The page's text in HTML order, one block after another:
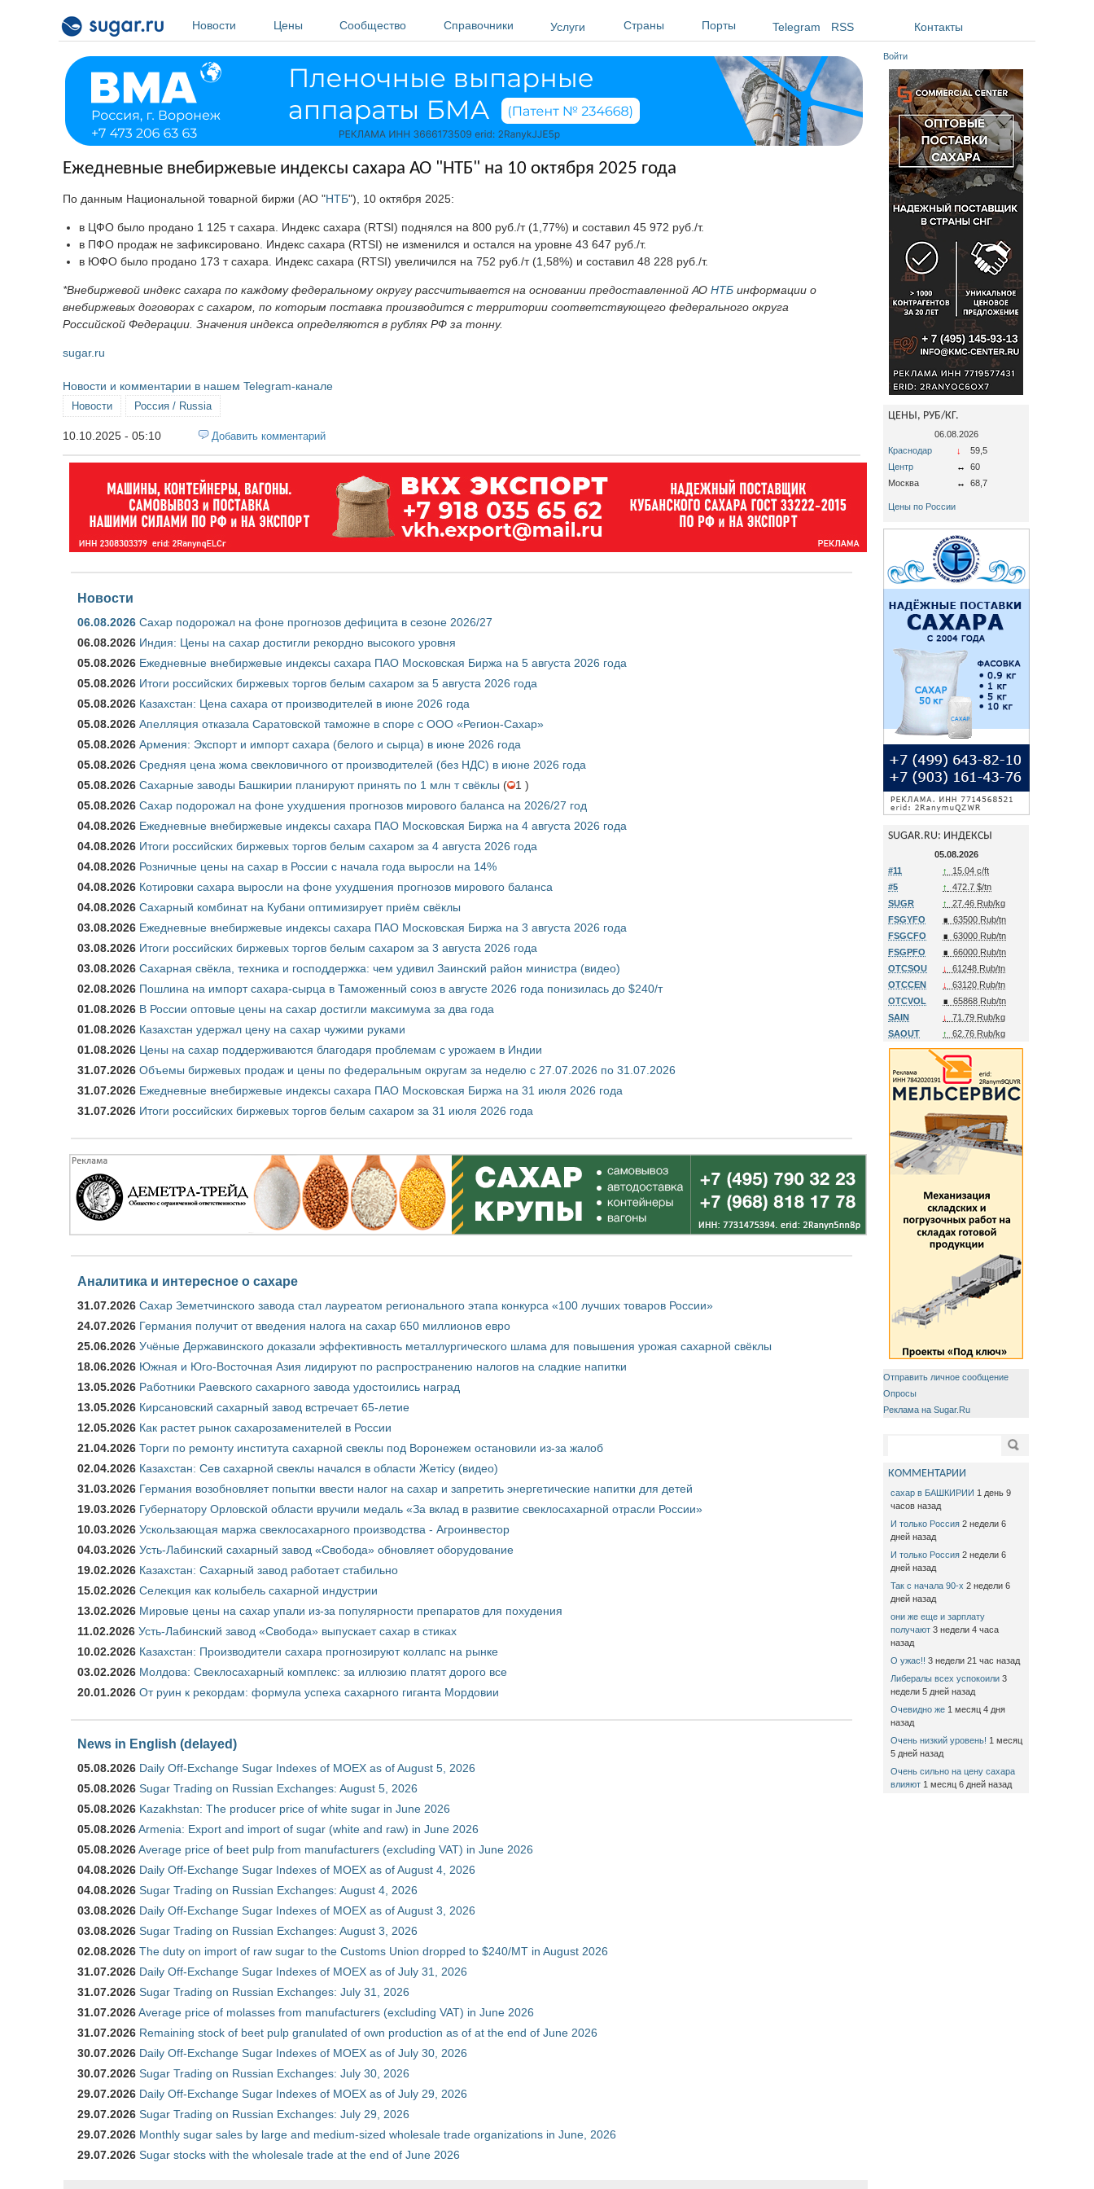
Новости
Цены Сообщество Справочники Услуги Страны Порты Telegram RSS Контакты
Ежедневные внебиржевые индексы сахара АО "НТБ" на 10 октября 2025 года
По данным Национальной товарной биржи (АО "НТБ"), 10 октября 2025:
в ЦФО было продано 1 125 т сахара. Индекс сахара (RTSI) поднялся на 800 руб./т (1,77%) и составил 45 972 руб./т.
в ПФО продаж не зафиксировано. Индекс сахара (RTSI) не изменился и остался на уровне 43 647 руб./т.
в ЮФО было продано 173 т сахара. Индекс сахара (RTSI) увеличился на 752 руб./т (1,58%) и составил 48 228 руб./т.
*Внебиржевой индекс сахара по каждому федеральному округу рассчитывается на основании предоставленной АО НТБ информации о
внебиржевых договорах с сахаром, по которым поставка производится с территории соответствующего федерального округа
Российской Федерации. Значения индекса определяются в рублях РФ за тонну.
sugar.ru
Новости и комментарии в нашем Telegram-канале
Новости Россия / Russia
10.10.2025 - 05:10 Добавить комментарий
Новости
06.08.2026 Сахар подорожал на фоне прогнозов дефицита в сезоне 2026/27
06.08.2026 Индия: Цены на сахар достигли рекордно высокого уровня
05.08.2026 Ежедневные внебиржевые индексы сахара ПАО Московская Биржа на 5 августа 2026 года
05.08.2026 Итоги российских биржевых торгов белым сахаром за 5 августа 2026 года
05.08.2026 Казахстан: Цена сахара от производителей в июне 2026 года
05.08.2026 Апелляция отказала Саратовской таможне в споре с ООО «Регион-Сахар»
05.08.2026 Армения: Экспорт и импорт сахара (белого и сырца) в июне 2026 года
05.08.2026 Средняя цена жома свекловичного от производителей (без НДС) в июне 2026 года
05.08.2026 Сахарные заводы Башкирии планируют принять по 1 млн т свёклы (
1 )
05.08.2026 Сахар подорожал на фоне ухудшения прогнозов мирового баланса на 2026/27 год
04.08.2026 Ежедневные внебиржевые индексы сахара ПАО Московская Биржа на 4 августа 2026 года
04.08.2026 Итоги российских биржевых торгов белым сахаром за 4 августа 2026 года
04.08.2026 Розничные цены на сахар в России с начала года выросли на 14%
04.08.2026 Котировки сахара выросли на фоне ухудшения прогнозов мирового баланса
04.08.2026 Сахарный комбинат на Кубани оптимизирует приём свёклы
03.08.2026 Ежедневные внебиржевые индексы сахара ПАО Московская Биржа на 3 августа 2026 года
03.08.2026 Итоги российских биржевых торгов белым сахаром за 3 августа 2026 года
03.08.2026 Сахарная свёкла, техника и господдержка: чем удивил Заинский район министра (видео)
02.08.2026 Пошлина на импорт сахара-сырца в Таможенный союз в августе 2026 года понизилась до $240/т
01.08.2026 В России оптовые цены на сахар достигли максимума за два года
01.08.2026 Казахстан удержал цену на сахар чужими руками
01.08.2026 Цены на сахар поддерживаются благодаря проблемам с урожаем в Индии
31.07.2026 Объемы биржевых продаж и цены по федеральным округам за неделю с 27.07.2026 по 31.07.2026
31.07.2026 Ежедневные внебиржевые индексы сахара ПАО Московская Биржа на 31 июля 2026 года
31.07.2026 Итоги российских биржевых торгов белым сахаром за 31 июля 2026 года
Аналитика и интересное о сахаре
31.07.2026 Сахар Земетчинского завода стал лауреатом регионального этапа конкурса «100 лучших товаров России»
24.07.2026 Германия получит от введения налога на сахар 650 миллионов евро
25.06.2026 Учёные Державинского доказали эффективность металлургического шлама для повышения урожая сахарной свёклы
18.06.2026 Южная и Юго-Восточная Азия лидируют по распространению налогов на сладкие напитки
13.05.2026 Работники Раевского сахарного завода удостоились наград
13.05.2026 Кирсановский сахарный завод встречает 65-летие
12.05.2026 Как растет рынок сахарозаменителей в России
21.04.2026 Торги по ремонту института сахарной свеклы под Воронежем остановили из-за жалоб
02.04.2026 Казахстан: Сев сахарной свеклы начался в области Жетісу (видео)
31.03.2026 Германия возобновляет попытки ввести налог на сахар и запретить энергетические напитки для детей
19.03.2026 Губернатору Орловской области вручили медаль «За вклад в развитие свеклосахарной отрасли России»
10.03.2026 Ускользающая маржа свеклосахарного производства - Агроинвестор
04.03.2026 Усть-Лабинский сахарный завод «Свобода» обновляет оборудование
19.02.2026 Казахстан: Сахарный завод работает стабильно
15.02.2026 Селекция как колыбель сахарной индустрии
13.02.2026 Мировые цены на сахар упали из-за популярности препаратов для похудения
11.02.2026 Усть-Лабинский завод «Свобода» выпускает сахар в стиках
10.02.2026 Казахстан: Производители сахара прогнозируют коллапс на рынке
03.02.2026 Молдова: Свеклосахарный комплекс: за иллюзию платят дорого все
20.01.2026 От руин к рекордам: формула успеха сахарного гиганта Мордовии
News in English (delayed)
05.08.2026 Daily Off-Exchange Sugar Indexes of MOEX as of August 5, 2026
05.08.2026 Sugar Trading on Russian Exchanges: August 5, 2026
05.08.2026 Kazakhstan: The producer price of white sugar in June 2026
05.08.2026Armenia: Export and import of sugar (white and raw) in June 2026
05.08.2026Average price of beet pulp from manufacturers (excluding VAT) in June 2026
04.08.2026 Daily Off-Exchange Sugar Indexes of MOEX as of August 4, 2026
04.08.2026 Sugar Trading on Russian Exchanges: August 4, 2026
03.08.2026 Daily Off-Exchange Sugar Indexes of MOEX as of August 3, 2026
03.08.2026 Sugar Trading on Russian Exchanges: August 3, 2026
02.08.2026 The duty on import of raw sugar to the Customs Union dropped to $240/MT in August 2026
31.07.2026 Daily Off-Exchange Sugar Indexes of MOEX as of July 31, 2026
31.07.2026 Sugar Trading on Russian Exchanges: July 31, 2026
31.07.2026Average price of molasses from manufacturers (excluding VAT) in June 2026
31.07.2026 Remaining stock of beet pulp granulated of own production as of at the end of June 2026
30.07.2026 Daily Off-Exchange Sugar Indexes of MOEX as of July 30, 2026
30.07.2026 Sugar Trading on Russian Exchanges: July 30, 2026
29.07.2026 Daily Off-Exchange Sugar Indexes of MOEX as of July 29, 2026
29.07.2026 Sugar Trading on Russian Exchanges: July 29, 2026
29.07.2026 Monthly sugar sales by large and medium-sized wholesale trade organizations in June, 2026
29.07.2026 Sugar stocks with the wholesale trade at the end of June 2026
Войти
ЦЕНЫ, РУБ/КГ.
06.08.2026
Краснодар
↓
59,5
Центр
↔
60
Москва
↔ 68,7
Цены по России
SUGAR.RU: ИНДЕКСЫ
05.08.2026
#11
↑
15.04 c/ft
#5
↑
472.7 $/tn
SUGR
↑
27.46 Rub/kg
FSGYFO
∎ 63500 Rub/tn
FSGCFO
∎ 63000 Rub/tn
FSGPFO
∎ 66000 Rub/tn
OTCSOU
↓
61248 Rub/tn
OTCCEN
↓
63120 Rub/tn
OTCVOL
∎ 65868 Rub/tn
SAIN
↓
71.79 Rub/kg
SAOUT
↑ 62.76 Rub/kg
Отправить личное сообщение
Опросы
Реклама на Sugar.Ru
Поиск
КОММЕНТАРИИ
сахар в БАШКИРИИ 1 день 9
часов назад
И только Россия 2 недели 6
дней назад
И только Россия 2 недели 6
дней назад
Так с начала 90-х 2 недели 6
дней назад
они же еще и зарплату
получают 3 недели 4 часа
назад
О ужас!! 3 недели 21 час назад
Либералы всех успокоили 3
недели 5 дней назад
Очевидно же 1 месяц 4 дня
назад
Очень низкий уровень! 1 месяц
5 дней назад
Очень сильно на цену сахара
влияют 1 месяц 6 дней назад